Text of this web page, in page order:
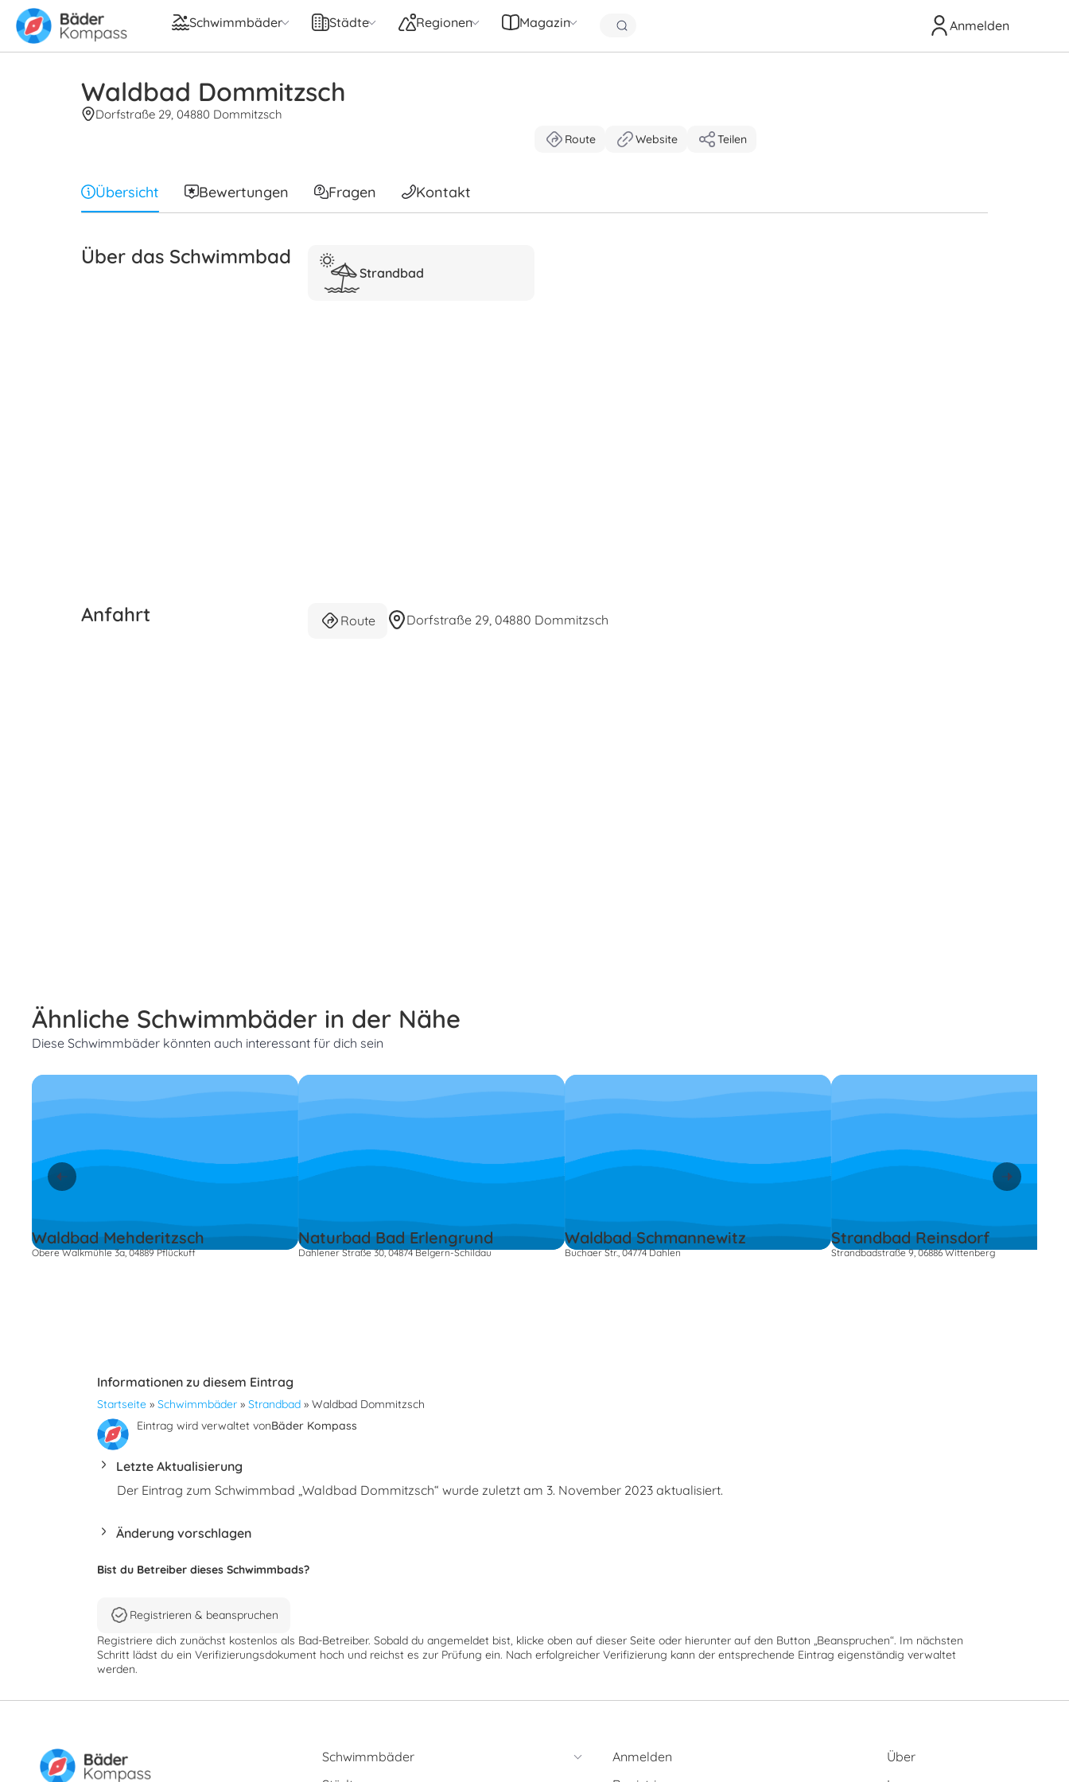
Schwimmbäder Städte Regionen Magazin Anmelden
Waldbad Dommitzsch
Dorfstraße 29, 04880 Dommitzsch
Route Website Teilen
Übersicht Bewertungen Fragen Kontakt
Über das Schwimmbad
Strandbad
Anfahrt Route Dorfstraße 29, 04880 Dommitzsch
Ähnliche Schwimmbäder in der Nähe
Diese Schwimmbäder könnten auch interessant für dich sein
Waldbad Mehderitzsch
Obere Walkmühle 3a, 04889 Pflückuff
Naturbad Bad Erlengrund
Dahlener Straße 30, 04874 Belgern-Schildau
Waldbad Schmannewitz
Buchaer Str., 04774 Dahlen
Strandbad Reinsdorf
Strandbadstraße 9, 06886 Wittenberg
Informationen zu diesem Eintrag
Startseite » Schwimmbäder » Strandbad » Waldbad Dommitzsch
Eintrag wird verwaltet vonBäder Kompass
Letzte Aktualisierung
Der Eintrag zum Schwimmbad „Waldbad Dommitzsch“ wurde zuletzt am 3. November 2023 aktualisiert.
Änderung vorschlagen
Bist du Betreiber dieses Schwimmbads?
Registrieren & beanspruchen
Registriere dich zunächst kostenlos als Bad-Betreiber. Sobald du angemeldet bist, klicke oben auf dieser Seite oder hierunter auf den Button „Beanspruchen“. Im nächsten
Schritt lädst du ein Verifizierungsdokument hoch und reichst es zur Prüfung ein. Nach erfolgreicher Verifizierung kann der entsprechende Eintrag eigenständig verwaltet
werden.
Schwimmbäder
Anmelden
Über